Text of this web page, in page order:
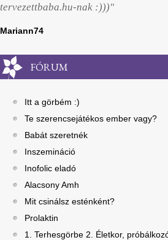
tervezettbaba.hu-nak :)))"
Mariann74
FÓRUM
Itt a görbém :)
Te szerencsejátékos ember vagy?
Babát szeretnék
Inszemináció
Inofolic eladó
Alacsony Amh
Mit csinálsz esténként?
Prolaktin
1. Terhesgörbe 2. Életkor,